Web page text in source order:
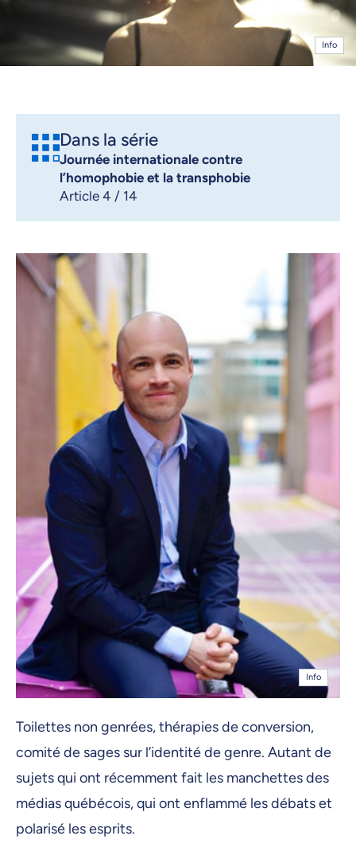
Info
Dans la série
Journée internationale contre
l’homophobie et la transphobie
Article 4 / 14
Info
Toilettes non genrées, thérapies de conversion,
comité de sages sur l’identité de genre. Autant de
sujets qui ont récemment fait les manchettes des
médias québécois, qui ont enflammé les débats et
polarisé les esprits.